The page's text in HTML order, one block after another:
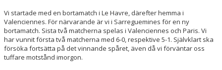
Vi startade med en bortamatch i Le Havre, därefter hemma i
Valenciennes. För närvarande är vi i Sarreguemines för en ny
bortamatch. Sista två matcherna spelas i Valenciennes och Paris. Vi
har vunnit första två matcherna med 6-0, respektive 5-1. Självklart ska
försöka fortsätta på det vinnande spåret, även då vi förväntar oss
tuffare motstånd imorgon.